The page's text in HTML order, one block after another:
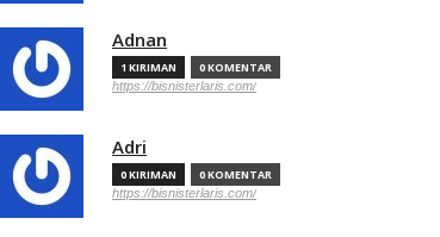
Adnan
1 KIRIMAN 0 KOMENTAR
https://bisnisterlaris.com/
Adri
0 KIRIMAN 0 KOMENTAR
https://bisnisterlaris.com/